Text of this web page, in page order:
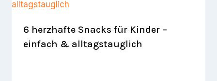
6 herzhafte Snacks für Kinder –
einfach & alltagstauglich